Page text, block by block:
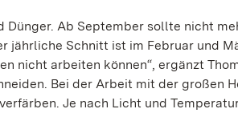
Ab September sollte nicht
Schnitt ist im Februar und
nicht arbeiten können“, ergänzt
Bei der Arbeit mit der großen
Je nach Licht und